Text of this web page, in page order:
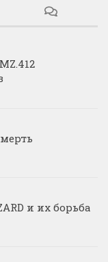
и их борьба